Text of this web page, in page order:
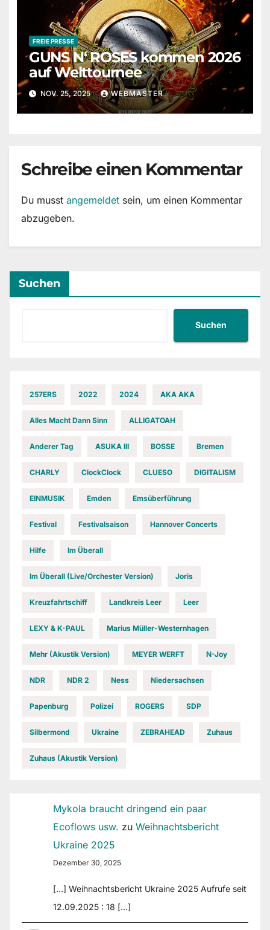
FREIE PRESSE
GUNS N‘ ROSES kommen 2026
auf Welttournee
NOV. 25, 2025 WEBMASTER
Schreibe einen Kommentar
Du musst angemeldet sein, um einen Kommentar
abzugeben.
Suchen
Suchen
257ERS 2022 2024 AKA AKA
Alles Macht Dann Sinn ALLIGATOAH
Anderer Tag ASUKA III BOSSE Bremen
CHARLY ClockClock CLUESO DIGITALISM
EINMUSIK Emden Emsüberführung
Festival Festivalsaison Hannover Concerts
Hilfe Im Überall
Im Überall (Live/Orchester Version) Joris
Kreuzfahrtschiff Landkreis Leer Leer
LEXY & K-PAUL Marius Müller-Westernhagen
Mehr (Akustik Version) MEYER WERFT N-Joy
NDR NDR 2 Ness Niedersachsen
Papenburg Polizei ROGERS SDP
Silbermond Ukraine ZEBRAHEAD Zuhaus
Zuhaus (Akustik Version)
Mykola braucht dringend ein paar
Ecoflows usw. zu Weihnachtsbericht
Ukraine 2025
Dezember 30, 2025
[…] Weihnachtsbericht Ukraine 2025 Aufrufe seit
12.09.2025 : 18 […]